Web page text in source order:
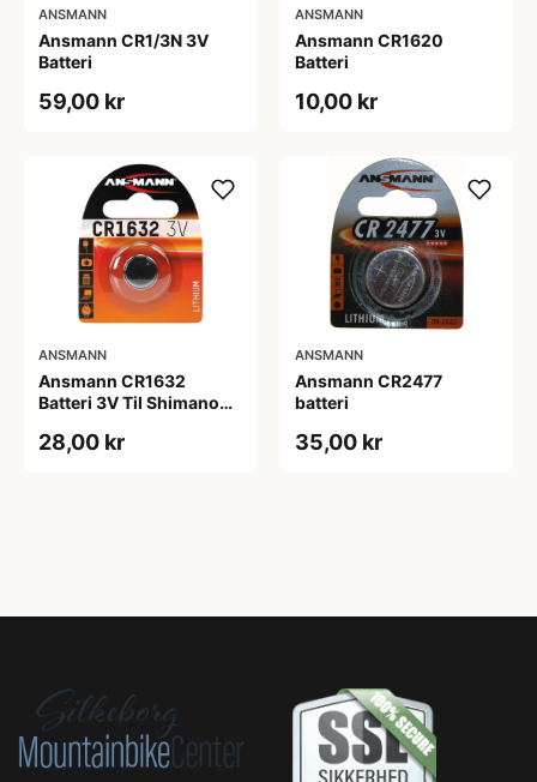
ANSMANN
Ansmann CR1/3N 3V
Batteri
59,00 kr
ANSMANN
Ansmann CR1620
Batteri
10,00 kr
ANSMANN
Ansmann CR1632
Batteri 3V Til Shimano
28,00 kr
ANSMANN
Ansmann CR2477
batteri
35,00 kr